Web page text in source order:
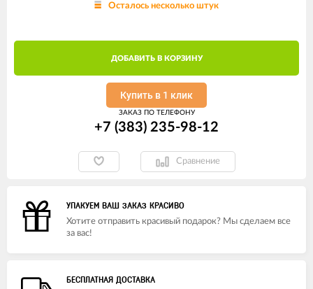
Осталось несколько штук
ДОБАВИТЬ В КОРЗИНУ
Купить в 1 клик
ЗАКАЗ ПО ТЕЛЕФОНУ
+7 (383) 235-98-12
Сравнение
УПАКУЕМ ВАШ ЗАКАЗ КРАСИВО
Хотите отправить красивый подарок? Мы сделаем все
за вас!
БЕСПЛАТНАЯ ДОСТАВКА